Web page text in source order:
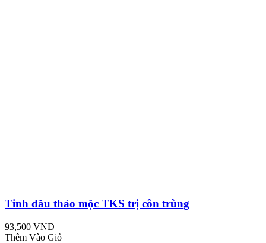
Tinh dầu thảo mộc TKS trị côn trùng
93,500 VND
Thêm Vào Giỏ